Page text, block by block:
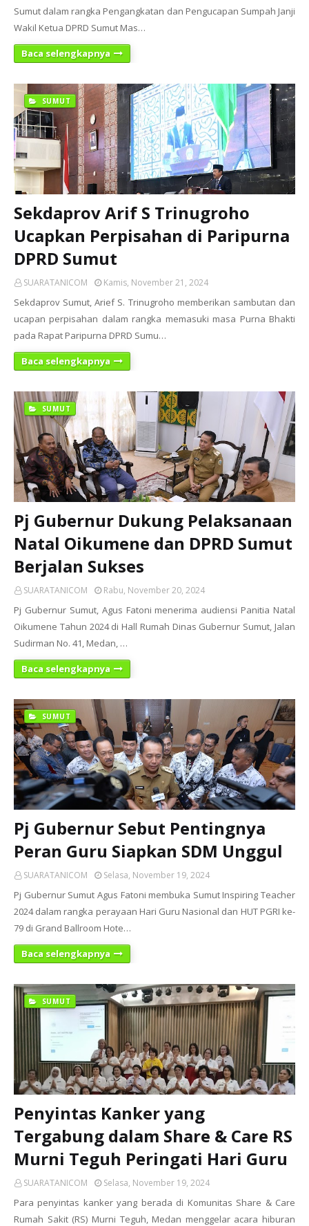
Sumut dalam rangka Pengangkatan dan Pengucapan Sumpah Janji
Wakil Ketua DPRD Sumut Mas…
Baca selengkapnya
SUMUT
Sekdaprov Arif S Trinugroho
Ucapkan Perpisahan di Paripurna
DPRD Sumut
SUARATANICOM Kamis, November 21, 2024
Sekdaprov Sumut, Arief S. Trinugroho memberikan sambutan dan
ucapan perpisahan dalam rangka memasuki masa Purna Bhakti
pada Rapat Paripurna DPRD Sumu…
Baca selengkapnya
SUMUT
Pj Gubernur Dukung Pelaksanaan
Natal Oikumene dan DPRD Sumut
Berjalan Sukses
SUARATANICOM Rabu, November 20, 2024
Pj Gubernur Sumut, Agus Fatoni menerima audiensi Panitia Natal
Oikumene Tahun 2024 di Hall Rumah Dinas Gubernur Sumut, Jalan
Sudirman No. 41, Medan, …
Baca selengkapnya
SUMUT
Pj Gubernur Sebut Pentingnya
Peran Guru Siapkan SDM Unggul
SUARATANICOM Selasa, November 19, 2024
Pj Gubernur Sumut Agus Fatoni membuka Sumut Inspiring Teacher
2024 dalam rangka perayaan Hari Guru Nasional dan HUT PGRI ke-
79 di Grand Ballroom Hote…
Baca selengkapnya
SUMUT
Penyintas Kanker yang
Tergabung dalam Share & Care RS
Murni Teguh Peringati Hari Guru
SUARATANICOM Selasa, November 19, 2024
Para penyintas kanker yang berada di Komunitas Share & Care
Rumah Sakit (RS) Murni Teguh, Medan menggelar acara hiburan